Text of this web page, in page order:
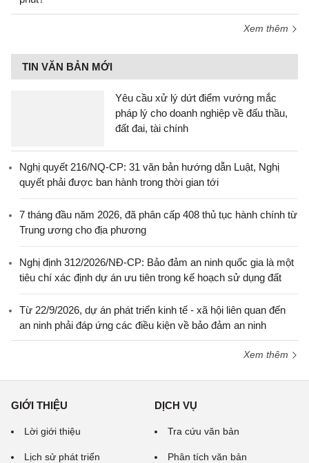
Xem thêm
TIN VĂN BẢN MỚI
Yêu cầu xử lý dứt điểm vướng mắc
pháp lý cho doanh nghiệp về đấu thầu,
đất đai, tài chính
Nghị quyết 216/NQ-CP: 31 văn bản hướng dẫn Luật, Nghị
quyết phải được ban hành trong thời gian tới
7 tháng đầu năm 2026, đã phân cấp 408 thủ tục hành chính từ
Trung ương cho địa phương
Nghị định 312/2026/NĐ-CP: Bảo đảm an ninh quốc gia là một
tiêu chí xác định dự án ưu tiên trong kế hoạch sử dụng đất
Từ 22/9/2026, dự án phát triển kinh tế - xã hội liên quan đến
an ninh phải đáp ứng các điều kiện về bảo đảm an ninh
Xem thêm
GIỚI THIỆU
Lời giới thiệu
Lịch sử phát triển
DỊCH VỤ
Tra cứu văn bản
Phân tích văn bản